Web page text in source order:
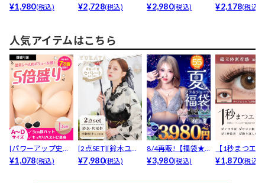
サングラス
¥1,980(税込)
ラッチバッグ
¥2,728(税込)
ジュースクエアハ...
¥2,980(税込)
タークラッチ
¥2,178(税込)
人気アイテムはこちら
[パワーアップ史上
最強5倍盛りアップ
¥1,078(税込)
[2点SET][鈴木ユリ
ア(baby)...
¥7,980(税込)
8/4再販!【福袋★
ブラセット3点
¥3,980(税込)
【1秒まつエ
リュームタイ
¥1,870(税込)